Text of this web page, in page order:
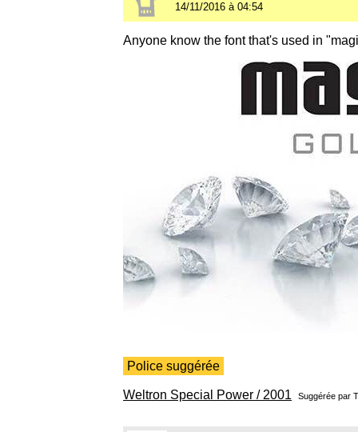
14/11/2016 à 04:54
Anyone know the font that's used in
Police suggérée
Weltron Special Power / 2001 Suggérée par